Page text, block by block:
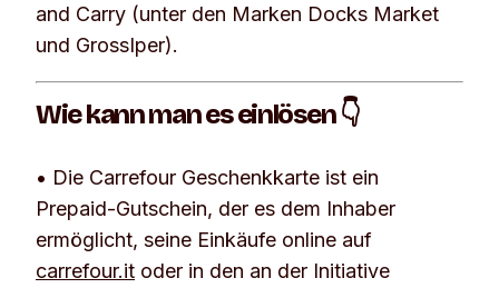
and Carry (unter den Marken Docks Market
und GrossIper).
Wie kann man es einlösen 👇
• Die Carrefour Geschenkkarte ist ein
Prepaid-Gutschein, der es dem Inhaber
ermöglicht, seine Einkäufe online auf
carrefour.it oder in den an der Initiative